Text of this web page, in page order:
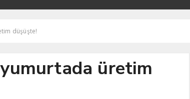
düşüşte!
yumurtada üretim